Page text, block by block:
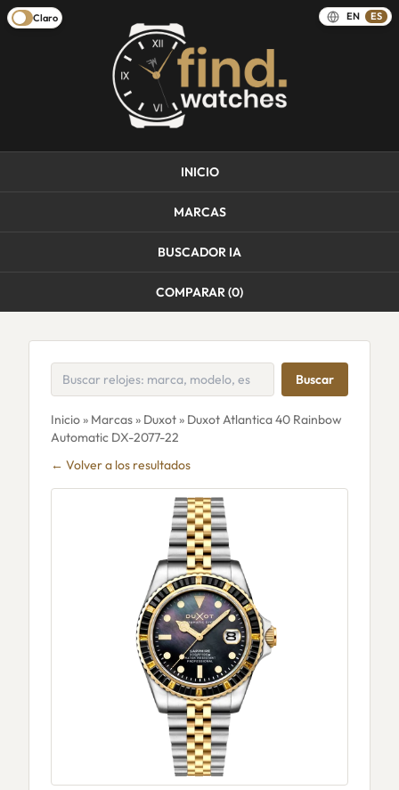
Claro EN ES
INICIO
MARCAS
BUSCADOR IA
COMPARAR (0)
Buscar
Inicio» Marcas» Duxot» Duxot Atlantica 40 Rainbow
Automatic DX-2077-22
← Volver a los resultados